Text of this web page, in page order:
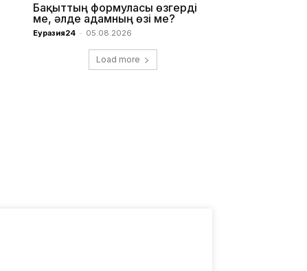
Бақыттың формуласы өзгерді
ме, әлде адамның өзі ме?
Еуразия24 - 05.08.2026
Load more